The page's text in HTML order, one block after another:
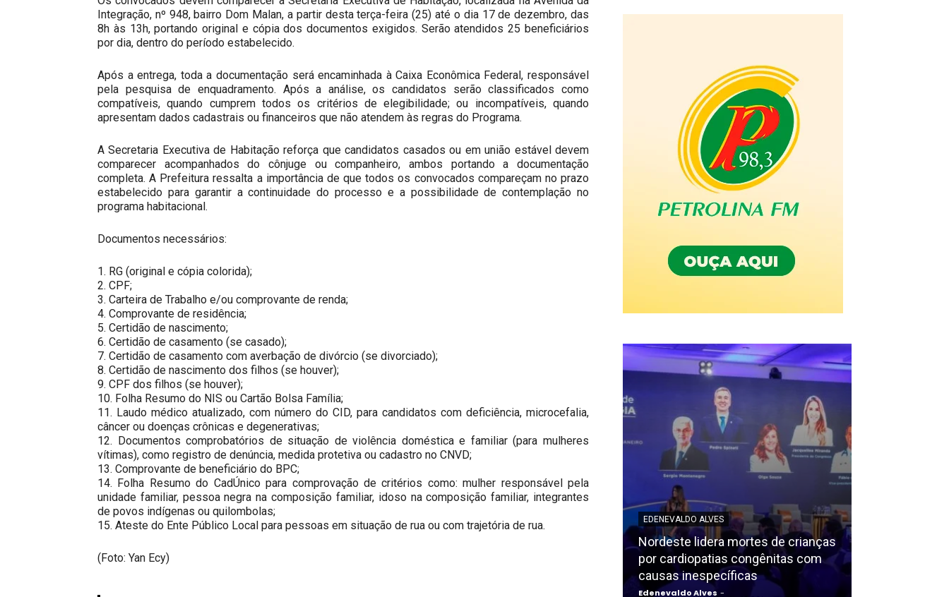
Integração, nº 948, bairro Dom Malan, a partir desta terça-feira (25) até o dia 17 de dezembro, das
8h às 13h, portando original e cópia dos documentos exigidos. Serão atendidos 25 beneficiários
por dia, dentro do período estabelecido.
Após a entrega, toda a documentação será encaminhada à Caixa Econômica Federal, responsável
pela pesquisa de enquadramento. Após a análise, os candidatos serão classificados como
compatíveis, quando cumprem todos os critérios de elegibilidade; ou incompatíveis, quando
apresentam dados cadastrais ou financeiros que não atendem às regras do Programa.
A Secretaria Executiva de Habitação reforça que candidatos casados ou em união estável devem
comparecer acompanhados do cônjuge ou companheiro, ambos portando a documentação
completa. A Prefeitura ressalta a importância de que todos os convocados compareçam no prazo
estabelecido para garantir a continuidade do processo e a possibilidade de contemplação no
programa habitacional.
Documentos necessários:
1. RG (original e cópia colorida);
2. CPF;
3. Carteira de Trabalho e/ou comprovante de renda;
4. Comprovante de residência;
5. Certidão de nascimento;
6. Certidão de casamento (se casado);
7. Certidão de casamento com averbação de divórcio (se divorciado);
8. Certidão de nascimento dos filhos (se houver);
9. CPF dos filhos (se houver);
10. Folha Resumo do NIS ou Cartão Bolsa Família;
11. Laudo médico atualizado, com número do CID, para candidatos com deficiência, microcefalia,
câncer ou doenças crônicas e degenerativas;
12. Documentos comprobatórios de situação de violência doméstica e familiar (para mulheres
vítimas), como registro de denúncia, medida protetiva ou cadastro no CNVD;
13. Comprovante de beneficiário do BPC;
14. Folha Resumo do CadÚnico para comprovação de critérios como: mulher responsável pela
unidade familiar, pessoa negra na composição familiar, idoso na composição familiar, integrantes
de povos indígenas ou quilombolas;
15. Ateste do Ente Público Local para pessoas em situação de rua ou com trajetória de rua.
(Foto: Yan Ecy)
EDENEVALDO ALVES
Nordeste lidera mortes de crianças
por cardiopatias congênitas com
causas inespecíficas
Edenevaldo Alves -